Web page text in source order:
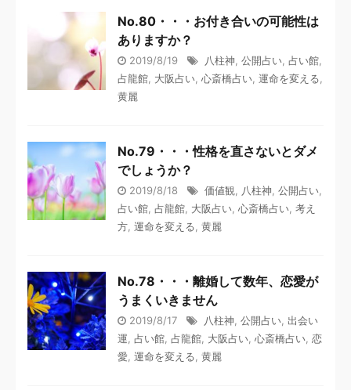
No.80・・・お付き合いの可能性は
ありますか？
2019/8/19 八柱神, 公開占い, 占い館,
占龍館, 大阪占い, 心斎橋占い, 運命を変える,
黄麗
No.79・・・性格を直さないとダメ
でしょうか？
2019/8/18 価値観, 八柱神, 公開占い,
占い館, 占龍館, 大阪占い, 心斎橋占い, 考え
方, 運命を変える, 黄麗
No.78・・・離婚して数年、恋愛が
うまくいきません
2019/8/17 八柱神, 公開占い, 出会い
運, 占い館, 占龍館, 大阪占い, 心斎橋占い, 恋
愛, 運命を変える, 黄麗